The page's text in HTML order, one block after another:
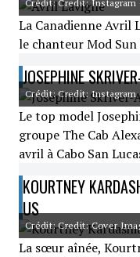
Crédit: Credit: Instagram
La Canadienne Avril
le chanteur Mod
JOSEPHINE
Crédit: Credit: Instagram
Le top model
groupe The Cab
avril à Cabo San
KOURTNEY
US
Crédit: Credit: Cover
La sœur aînée,